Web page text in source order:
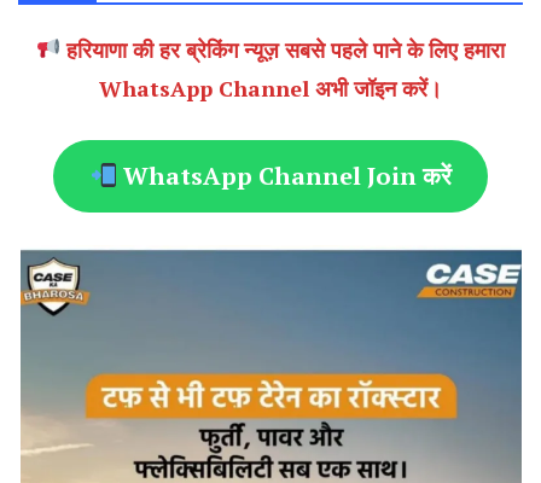
हरियाणा की हर ब्रेकिंग न्यूज़ सबसे पहले पाने के लिए हमारा
WhatsApp Channel अभी जॉइन करें।
WhatsApp Channel Join करें